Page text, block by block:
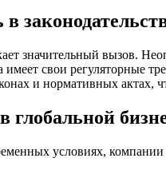
значительный вызов.
имеет свои регуляторные
и нормативных
глобальной
условиях,